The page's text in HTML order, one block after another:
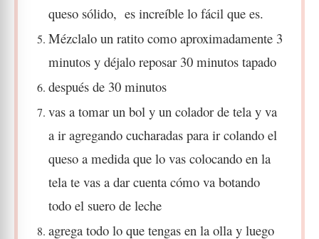
queso sólido, es increíble lo fácil que es.
Mézclalo un ratito como aproximadamente 3
minutos y déjalo reposar 30 minutos tapado
después de 30 minutos
vas a tomar un bol y un colador de tela y va
a ir agregando cucharadas para ir colando el
queso a medida que lo vas colocando en la
tela te vas a dar cuenta cómo va botando
todo el suero de leche
agrega todo lo que tengas en la olla y luego